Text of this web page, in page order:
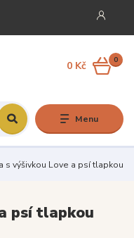
Menu
0
0 Kč
s výšivkou Love a psí tlapkou
psí tlapkou